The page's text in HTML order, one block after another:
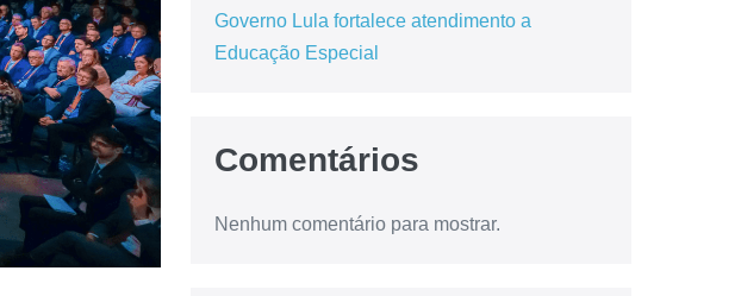
Governo Lula fortalece atendimento a
Educação Especial
Comentários
Nenhum comentário para mostrar.